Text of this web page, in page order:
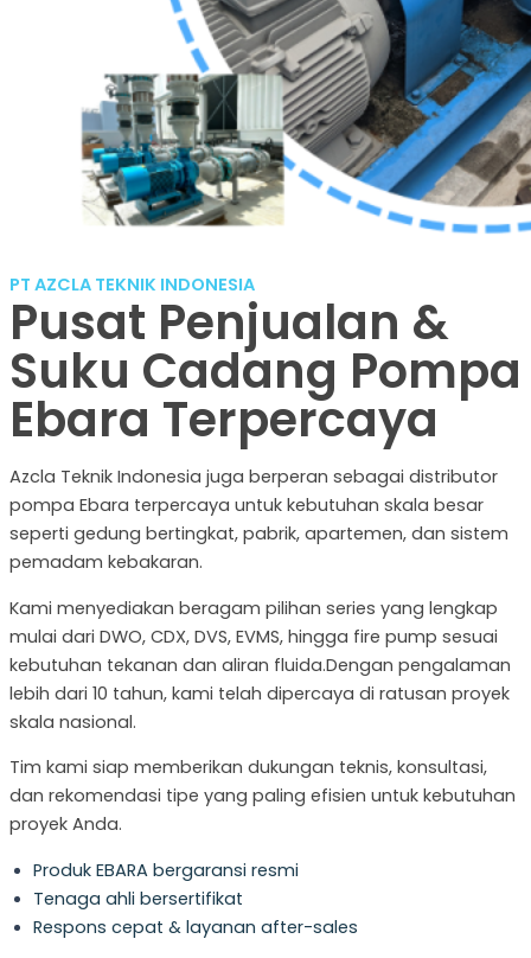
PT AZCLA TEKNIK INDONESIA
Pusat Penjualan &
Suku Cadang Pompa
Ebara Terpercaya
Azcla Teknik Indonesia juga berperan sebagai distributor
pompa Ebara terpercaya untuk kebutuhan skala besar
seperti gedung bertingkat, pabrik, apartemen, dan sistem
pemadam kebakaran.
Kami menyediakan beragam pilihan series yang lengkap
mulai dari DWO, CDX, DVS, EVMS, hingga fire pump sesuai
kebutuhan tekanan dan aliran fluida.Dengan pengalaman
lebih dari 10 tahun, kami telah dipercaya di ratusan proyek
skala nasional.
Tim kami siap memberikan dukungan teknis, konsultasi,
dan rekomendasi tipe yang paling efisien untuk kebutuhan
proyek Anda.
Produk EBARA bergaransi resmi
Tenaga ahli bersertifikat
Respons cepat & layanan after-sales